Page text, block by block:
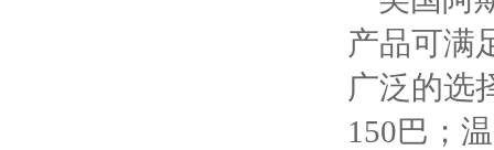
产品可满
广泛的选
150巴；